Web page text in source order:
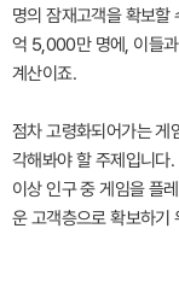
명의 잠재고객을 확보할
억 5,000만 명에, 이들
계산이죠.
점차 고령화되어가는 게
각해봐야 할 주제입니다
이상 인구 중 게임을 플
운 고객층으로 확보하기